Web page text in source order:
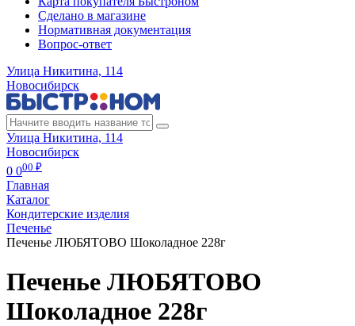
Сделано в магазине
Нормативная документация
Вопрос-ответ
Улица Никитина, 114
Новосибирск
Улица Никитина, 114
Новосибирск
0 000 ₽
Главная
Каталог
Кондитерские изделия
Печенье
Печенье ЛЮБЯТОВО Шоколадное 228г
Печенье ЛЮБЯТОВО
Шоколадное 228г